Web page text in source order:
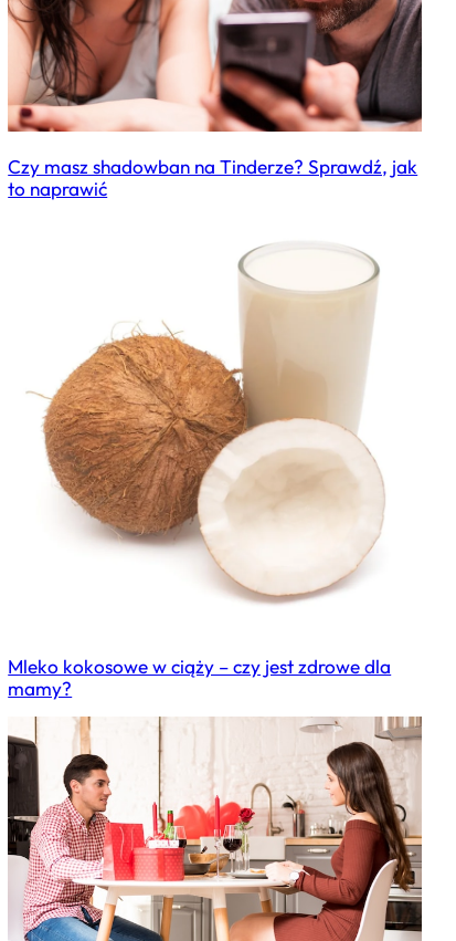
Czy masz shadowban na Tinderze? Sprawdź, jak
to naprawić
Mleko kokosowe w ciąży – czy jest zdrowe dla
mamy?